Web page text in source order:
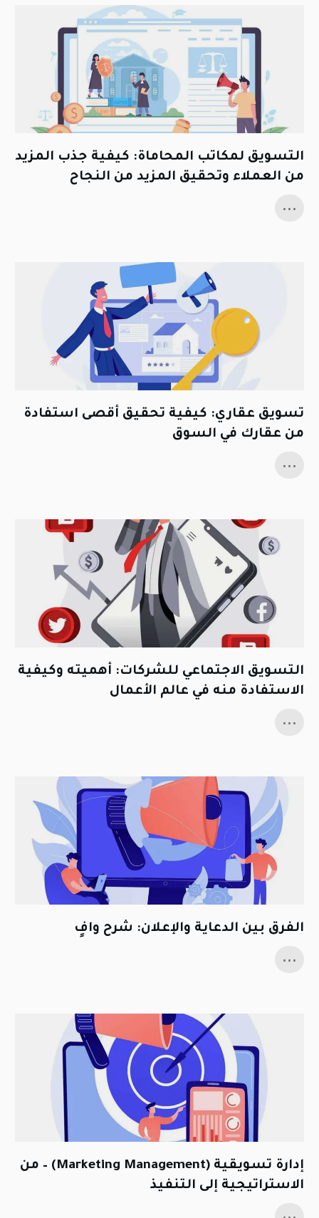
التسويق لمكاتب المحاماة: كيفية جذب المزيد
من العملاء وتحقيق المزيد من النجاح
...
تسويق عقاري: كيفية تحقيق أقصى استفادة
من عقارك في السوق
...
التسويق الاجتماعي للشركات: أهميته وكيفية
الاستفادة منه في عالم الأعمال
...
الفرق بين الدعاية والإعلان: شرح وافٍ
...
إدارة تسويقية (Marketing Management) – من
الاستراتيجية إلى التنفيذ
...